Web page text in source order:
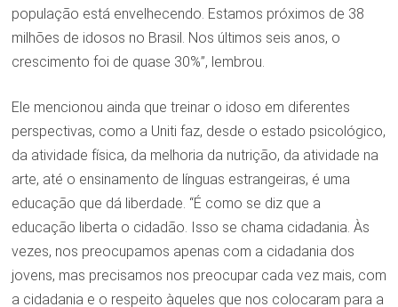
população está envelhecendo. Estamos próximos de 38
milhões de idosos no Brasil. Nos últimos seis anos, o
crescimento foi de quase 30%”, lembrou.
Ele mencionou ainda que treinar o idoso em diferentes
perspectivas, como a Uniti faz, desde o estado psicológico,
da atividade física, da melhoria da nutrição, da atividade na
arte, até o ensinamento de línguas estrangeiras, é uma
educação que dá liberdade. “É como se diz que a
educação liberta o cidadão. Isso se chama cidadania. Às
vezes, nos preocupamos apenas com a cidadania dos
jovens, mas precisamos nos preocupar cada vez mais, com
a cidadania e o respeito àqueles que nos colocaram para a